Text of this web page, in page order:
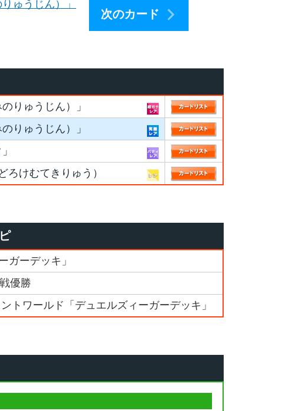
ゅうじん）」
次のカード
りゅうじん）」
りゅうじん）」
けむてきりゅう）
ガーデッキ」
優勝
トワールド「デュエルズィーガーデッキ」